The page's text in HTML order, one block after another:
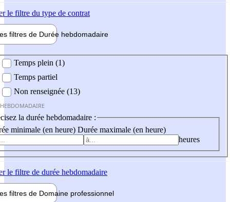
le filtre du type de contrat
filtres de Durée hebdomadaire
Temps plein (1)
Temps partiel
Non renseignée (13)
la durée hebdomadaire :
minimale (en heure) Durée maximale (en heure)
heures
le filtre de durée hebdomadaire
filtres de Domaine professionnel